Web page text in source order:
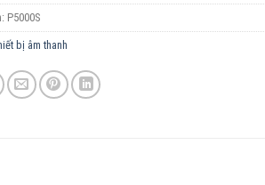
P5000S
bị âm thanh